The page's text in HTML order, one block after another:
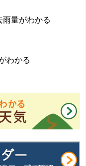
量がわかる
わかる